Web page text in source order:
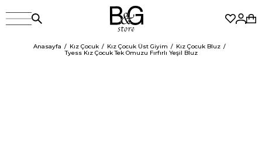
Anasayfa Kız Çocuk Kız Çocuk Üst Giyim
Kız Çocuk Bluz
Tyess Kız Çocuk Tek Omuzu Fırfırlı Yeşil Bluz